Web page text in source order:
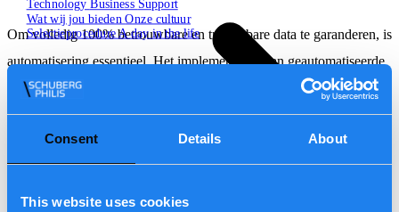
Consent Details About
This website uses cookies
Technology Business Support
Wat wij jou biedenOnze cultuur
SelectieprocedureA day in the life
Om volledig 100% betrouwbare en traceerbare data te garanderen, is
automatisering essentieel. Het implementeren van geautomatiseerde
herstel- en validatieprocessen minimaliseert menselijke fouten en
zorgt ervoor dat data over de hele linie consistent en nauwkeurig